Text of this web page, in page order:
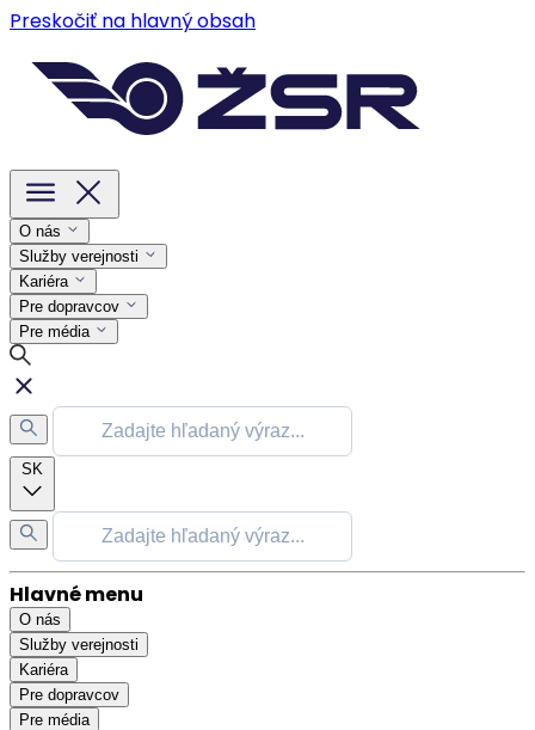
Preskočiť na hlavný obsah
O nás
Služby verejnosti
Kariéra
Pre dopravcov
Pre média
SK
Hlavné menu
O nás
Služby verejnosti
Kariéra
Pre dopravcov
Pre média